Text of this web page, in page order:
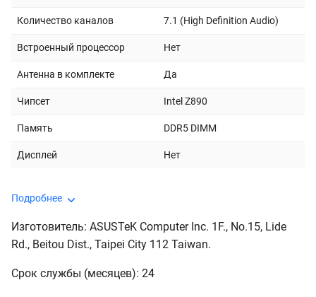
Количество каналов 7.1 (High Definition Audio)
Встроенный процессор Нет
Антенна в комплекте Да
Чипсет Intel Z890
Память DDR5 DIMM
Дисплей Нет
Подробнее
Изготовитель: ASUSTeK Computer Inc. 1F., No.15, Lide
Rd., Beitou Dist., Taipei City 112 Taiwan.
Срок службы (месяцев): 24